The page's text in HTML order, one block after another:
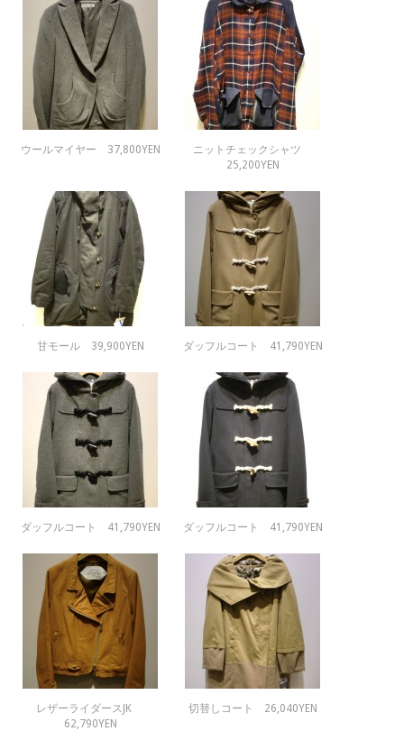
ウールマイヤー 37,800YEN
ニットチェックシャツ
25,200YEN
甘モール 39,900YEN ダッフルコート 41,790YEN
ダッフルコート 41,790YEN ダッフルコート 41,790YEN
レザーライダースJK
62,790YEN
切替しコート 26,040YEN